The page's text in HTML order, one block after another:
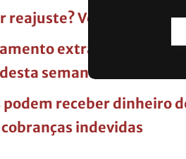
reajuste? Veja o que diz
extra de até R$ 8
semana
receber dinheiro
indevidas